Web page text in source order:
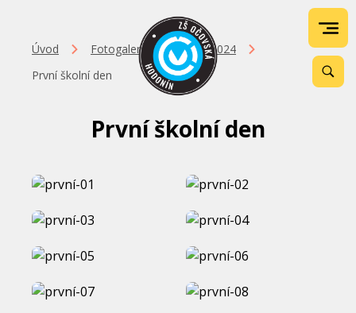
Úvod Fotogalerie
2023-2024
První školní den
První školní den